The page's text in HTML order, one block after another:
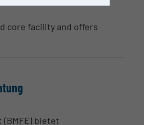
core facility and offers
bietet